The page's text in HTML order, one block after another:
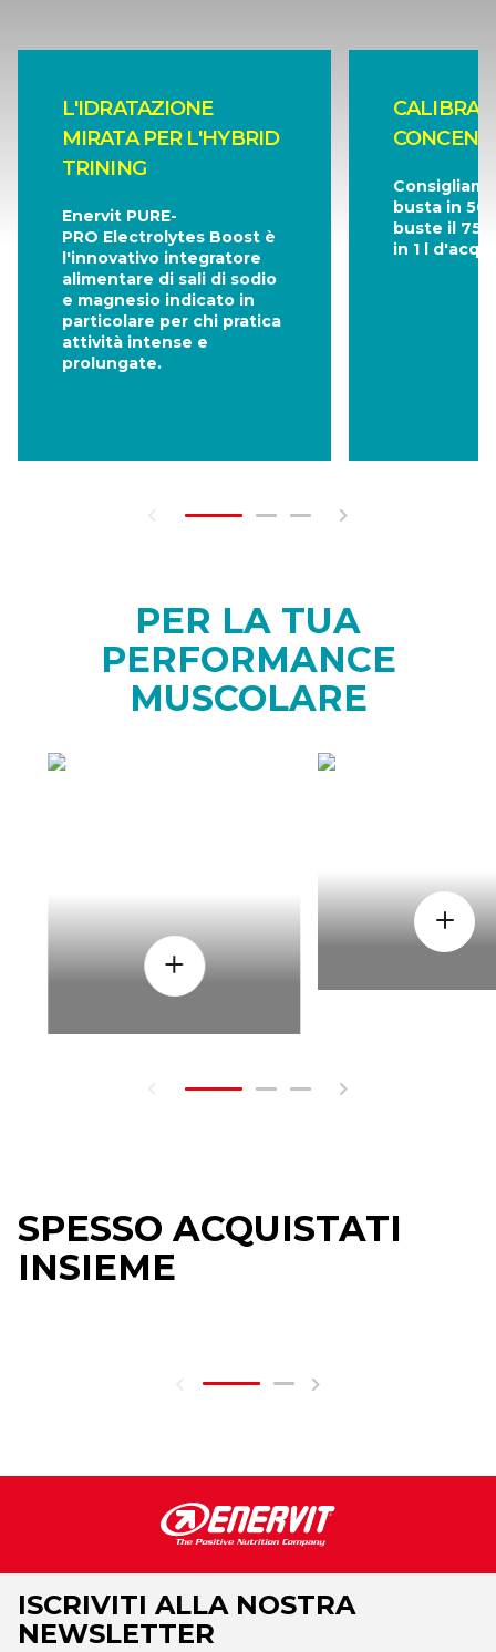
L'IDRATAZIONE
MIRATA PER L'HYBRID
TRINING
Enervit PURE-
PRO Electrolytes Boost è
l'innovativo integratore
alimentare di sali di sodio
e magnesio indicato in
particolare per chi pratica
attività intense e
prolungate.
CALIBRA
busta in
buste il
in 1 l
PER LA TUA
PERFORMANCE
MUSCOLARE
SPESSO ACQUISTATI
INSIEME
ISCRIVITI ALLA NOSTRA
NEWSLETTER